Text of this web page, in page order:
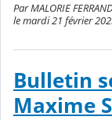
Par MALORIE
le mardi 21 février
Bulletin
Maxime